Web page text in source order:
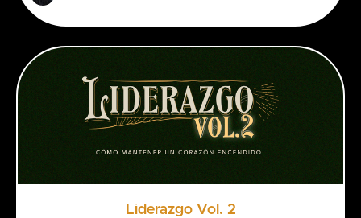
Liderazgo Vol. 2